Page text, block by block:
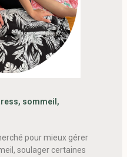
sommeil,
pour mieux gérer
soulager certaines